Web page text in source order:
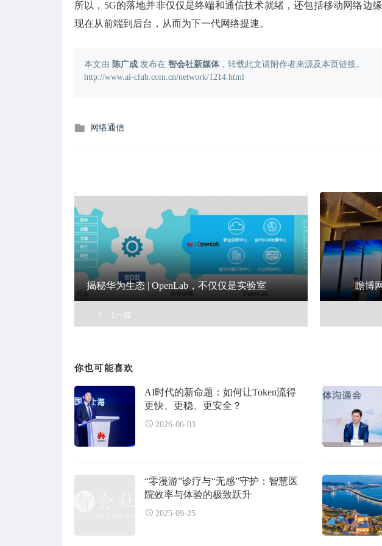
所以，5G的落地并非仅仅是终端和通信技术就绪，还包括移动网络边
现在从前端到后台，从而为下一代网络提速。
本文由 陈广成 发布在 智会社新媒体，转载此文请附作者来源及本页链接。
http://www.ai-club.com.cn/network/1214.html
发
网络通信
揭秘华为生态 | OpenLab，不仅仅是实验室
上一篇
瞻博
你也可能喜欢
AI时代的新命题：如何让Token流得
更快、更稳、更安全？
2026-06-03
“零漫游”诊疗与“无感”守护：智慧医
院效率与体验的极致跃升
2025-09-25